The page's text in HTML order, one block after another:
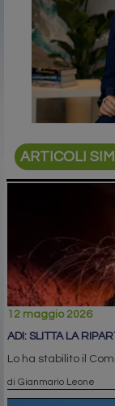
ARTICOLI
12 maggio 2026
ADI: SLITTA LA
Lo ha stabilito il
di Gianmario Leone